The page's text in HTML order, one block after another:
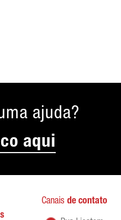
ajuda?
aqui
Canais de contato